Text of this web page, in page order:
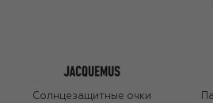
Солнцезащитные очки